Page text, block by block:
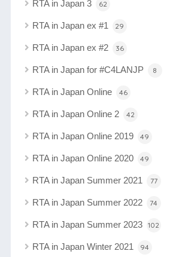
RTA in Japan 3 62
RTA in Japan ex #1 29
RTA in Japan ex #2 36
RTA in Japan for #C4LANJP 8
RTA in Japan Online 46
RTA in Japan Online 2 42
RTA in Japan Online 2019 49
RTA in Japan Online 2020 49
RTA in Japan Summer 2021 77
RTA in Japan Summer 2022 74
RTA in Japan Summer 2023 102
RTA in Japan Winter 2021 94